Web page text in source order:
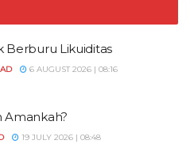
Berburu Likuiditas
6 AUGUST 2026 | 08:16
Amankah?
19 JULY 2026 | 08:48